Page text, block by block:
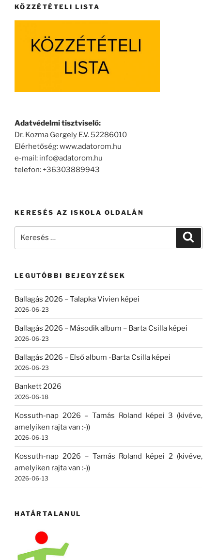
KÖZZÉTÉTELI LISTA
Adatvédelmi tisztviselő:
Dr. Kozma Gergely E.V. 52286010
Elérhetőség: www.adatorom.hu
e-mail: info@adatorom.hu
telefon: +36303889943
KERESÉS AZ ISKOLA OLDALÁN
LEGUTÓBBI BEJEGYZÉSEK
Ballagás 2026 – Talapka Vivien képei
2026-06-23
Ballagás 2026 – Második album – Barta Csilla képei
2026-06-23
Ballagás 2026 – Első album -Barta Csilla képei
2026-06-23
Bankett 2026
2026-06-18
Kossuth-nap 2026 – Tamás Roland képei 3 (kivéve,
amelyiken rajta van :-))
2026-06-13
Kossuth-nap 2026 – Tamás Roland képei 2 (kivéve,
amelyiken rajta van :-))
2026-06-13
HATÁRTALANUL